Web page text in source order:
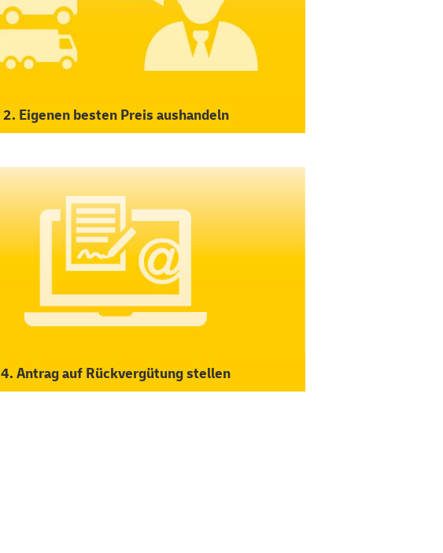
2. Eigenen besten Preis aushandeln
4. Antrag auf Rückvergütung stellen